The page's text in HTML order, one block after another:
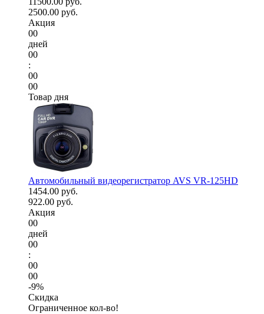
2500.00 руб.
Акция
00
дней
00
:
00
00
Товар дня
Автомобильный видеорегистратор AVS VR-125HD
1454.00 руб.
922.00 руб.
Акция
00
дней
00
:
00
00
-9%
Скидка
Ограниченное кол-во!